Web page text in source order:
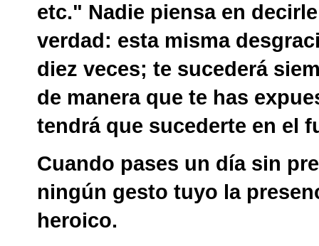
etc." Nadie piensa en
verdad: esta misma
diez veces; te sucederá
de manera que te has
tendrá que sucederte en el
Cuando pases un día sin
ningún gesto tuyo la
heroico.